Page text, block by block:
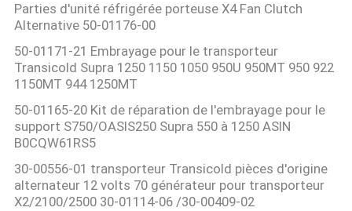
Parties d'unité réfrigérée porteuse X4 Fan Clutch
Alternative 50-01176-00
50-01171-21 Embrayage pour le transporteur
Transicold Supra 1250 1150 1050 950U 950MT 950 922
1150MT 944 1250MT
50-01165-20 Kit de réparation de l'embrayage pour le
support S750/OASIS250 Supra 550 à 1250 ASIN
B0CQW61RS5
30-00556-01 transporteur Transicold pièces d'origine
alternateur 12 volts 70 générateur pour transporteur
X2/2100/2500 30-01114-06 /30-00409-02